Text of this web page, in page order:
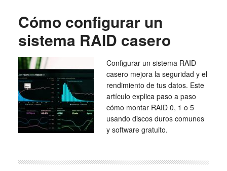
Cómo configurar un
sistema RAID casero
Configurar un sistema RAID
casero mejora la seguridad y el
rendimiento de tus datos. Este
artículo explica paso a paso
cómo montar RAID 0, 1 o 5
usando discos duros comunes
y software gratuito.